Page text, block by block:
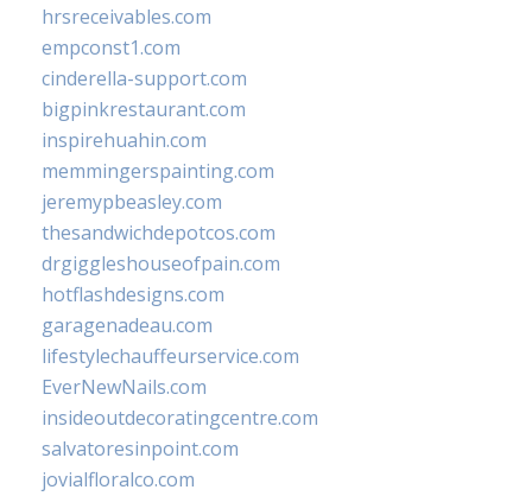
hrsreceivables.com
empconst1.com
cinderella-support.com
bigpinkrestaurant.com
inspirehuahin.com
memmingerspainting.com
jeremypbeasley.com
thesandwichdepotcos.com
drgiggleshouseofpain.com
hotflashdesigns.com
garagenadeau.com
lifestylechauffeurservice.com
EverNewNails.com
insideoutdecoratingcentre.com
salvatoresinpoint.com
jovialfloralco.com